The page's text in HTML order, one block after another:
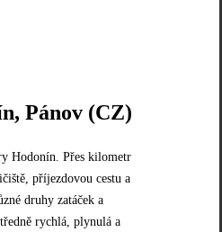
Pánov (CZ)
Hodonín. Přes kilometr
příjezdovou cestu a
druhy zatáček a
rychlá, plynulá a